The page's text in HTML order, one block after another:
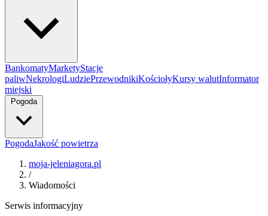
BankomatyMarketyStacje
paliwNekrologiLudziePrzewodnikiKościołyKursy walutInformator
miejski
Pogoda
PogodaJakość powietrza
moja-jeleniagora.pl
/
Wiadomości
Serwis informacyjny